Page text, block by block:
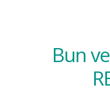
Bun